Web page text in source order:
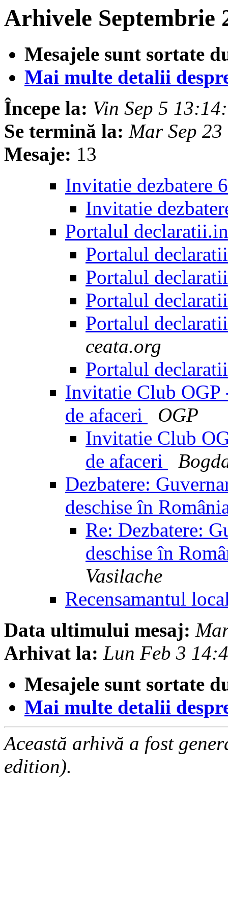
Arhivele Septembrie
Mesajele sunt sortate
Mai multe detalii
Începe la: Vin Sep 5
Se termină la: Mar Sep
Mesaje: 13
Invitatie dezbatere
Invitatie
Portalul
Portalul
Portalul
Portalul
Portalul
ceata.org
Portalul
Invitatie Club OGP
de afaceri
OGP
Invitatie Club
de afaceri
Dezbatere:
deschise în
Re: Dezbatere:
deschise în
Vasilache
Recensamantul
Data ultimului mesaj:
Arhivat la: Lun Feb 3
Mesajele sunt sortate
Mai multe detalii
Această arhivă a fost
edition).